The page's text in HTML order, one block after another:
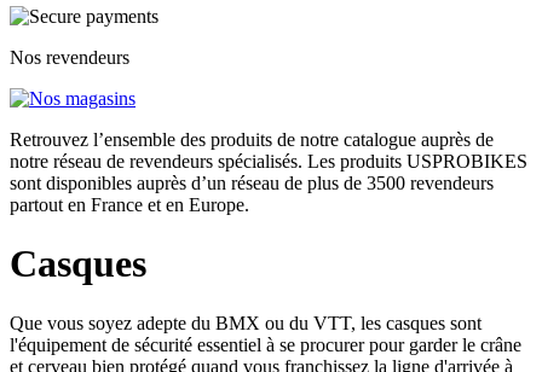
Nos revendeurs
Retrouvez l’ensemble des produits de notre catalogue auprès de
notre réseau de revendeurs spécialisés. Les produits USPROBIKES
sont disponibles auprès d’un réseau de plus de 3500 revendeurs
partout en France et en Europe.
Casques
Que vous soyez adepte du BMX ou du VTT, les casques sont
l'équipement de sécurité essentiel à se procurerpour garder le crâne
et cerveau bien protégé quand vous franchissez la ligne d'arrivée à